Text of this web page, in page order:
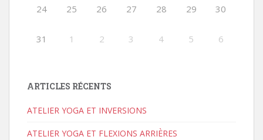
24 25 26 27 28 29 30
31 1 2 3 4 5 6
ARTICLES RÉCENTS
ATELIER YOGA ET INVERSIONS
ATELIER YOGA ET FLEXIONS ARRIÈRES